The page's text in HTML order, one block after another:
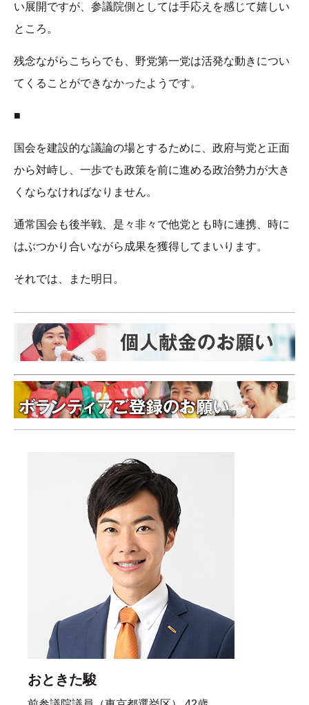
い展開ですが、参議院側としては手応えを感じて嬉しい
ところ。
残念ながらこちらでも、野党第一党は活発な動きについ
てくることができなかったようです。
■
国会を建設的な議論の場とするために、政府与党と正面
から対峙し、一歩でも政策を前に進める政治勢力が大き
くならなければなりません。
通常国会も後半戦、是々非々で他党とも時に連携、時に
はぶつかり合いながら成果を獲得してまいります。
それでは、また明日。
おときた駿